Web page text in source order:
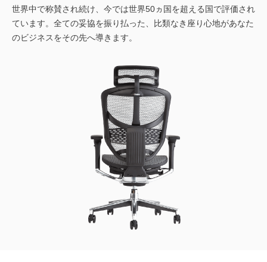
世界中で称賛され続け、今では世界50ヵ国を超える国で評価され
ています。全ての妥協を振り払った、比類なき座り心地があなた
のビジネスをその先へ導きます。